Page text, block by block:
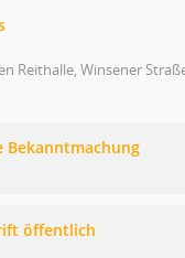
Reithalle, Winsener
Bekanntmachung
öffentlich